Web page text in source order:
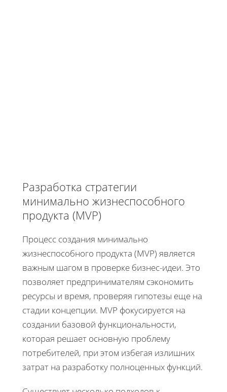
Разработка стратегии
минимально жизнеспособного
продукта (MVP)
Процесс создания минимально
жизнеспособного продукта (MVP) является
важным шагом в проверке бизнес-идеи. Это
позволяет предпринимателям сэкономить
ресурсы и время, проверяя гипотезы еще на
стадии концепции. MVP фокусируется на
создании базовой функциональности,
которая решает основную проблему
потребителей, при этом избегая излишних
затрат на разработку полноценных функций.